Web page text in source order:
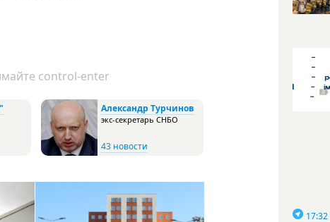
control-enter
Александр Турчинов
экс-секретарь СНБО
43 новости
17:32